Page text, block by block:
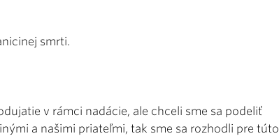
smrti.
v rámci nadácie, ale chceli sme sa podeliť
a našimi priateľmi, tak sme sa rozhodli pre túto